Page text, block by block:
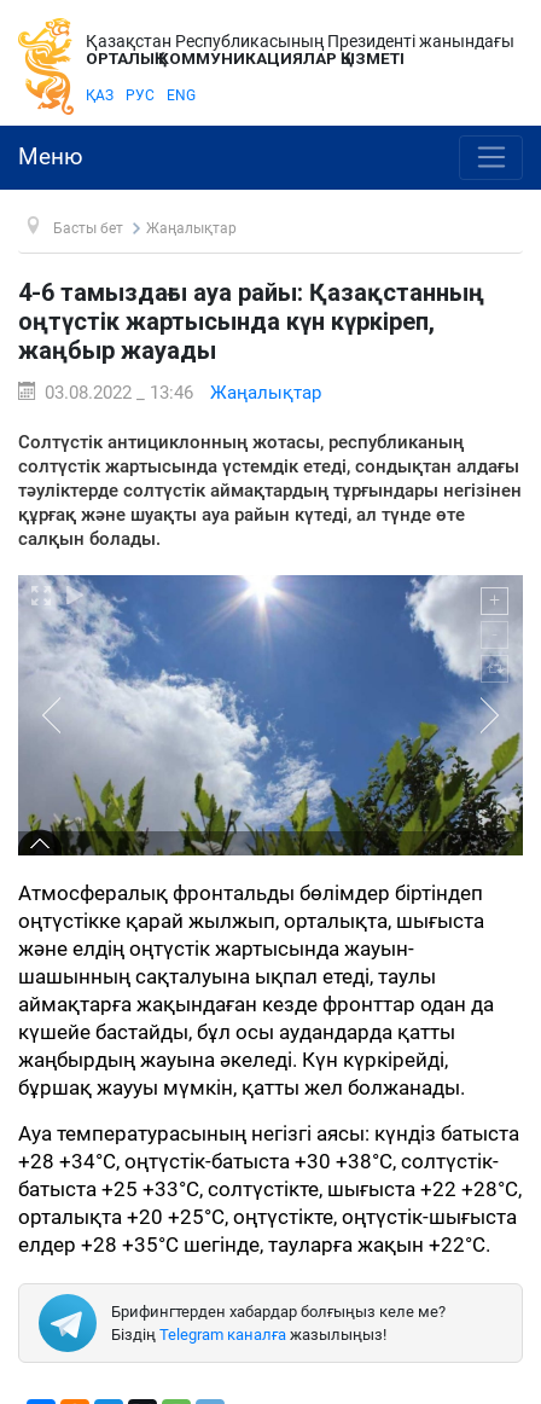
Қазақстан Республикасының Президенті жанындағы
ОРТАЛЫҚ КОММУНИКАЦИЯЛАР ҚЫЗМЕТІ
ҚАЗ РУС ENG
Меню
Басты бет Жаңалықтар
4-6 тамыздағы ауа райы: Қазақстанның
оңтүстік жартысында күн күркіреп,
жаңбыр жауады
03.08.2022 _ 13:46 Жаңалықтар
Солтүстік антициклонның жотасы, республиканың
солтүстік жартысында үстемдік етеді, сондықтан алдағы
тәуліктерде солтүстік аймақтардың тұрғындары негізінен
құрғақ және шуақты ауа райын күтеді, ал түнде өте
салқын болады.
Атмосфералық фронтальды бөлімдер біртіндеп
оңтүстікке қарай жылжып, орталықта, шығыста
және елдің оңтүстік жартысында жауын-
шашынның сақталуына ықпал етеді, таулы
аймақтарға жақындаған кезде фронттар одан да
күшейе бастайды, бұл осы аудандарда қатты
жаңбырдың жауына әкеледі. Күн күркірейді,
бұршақ жаууы мүмкін, қатты жел болжанады.
Ауа температурасының негізгі аясы: күндіз батыста
+28 +34°С, оңтүстік-батыста +30 +38°С, солтүстік-
батыста +25 +33°С, солтүстікте, шығыста +22 +28°С,
орталықта +20 +25°С, оңтүстікте, оңтүстік-шығыста
елдер +28 +35°С шегінде, тауларға жақын +22°С.
Брифингтерден хабардар болғыңыз келе ме?
Біздің Telegram каналға жазылыңыз!